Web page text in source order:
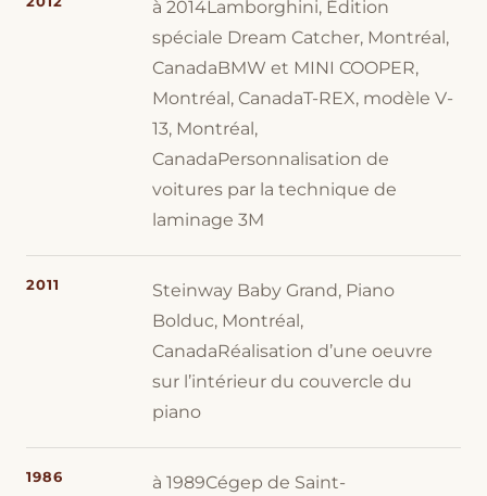
à 2014Lamborghini, Édition
spéciale Dream Catcher, Montréal,
CanadaBMW et MINI COOPER,
Montréal, CanadaT-REX, modèle V-
13, Montréal,
CanadaPersonnalisation de
voitures par la technique de
laminage 3M
2011
Steinway Baby Grand, Piano
Bolduc, Montréal,
CanadaRéalisation d’une oeuvre
sur l’intérieur du couvercle du
piano
1986
à 1989Cégep de Saint-